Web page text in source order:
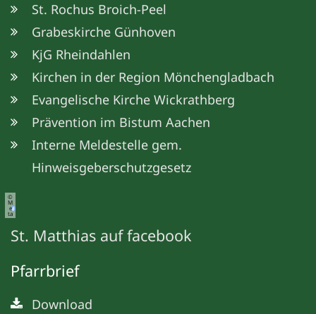
St. Rochus Broich-Peel
Grabeskirche Günhoven
KjG Rheindahlen
Kirchen in der Region Mönchengladbach
Evangelische Kirche Wickrathberg
Prävention im Bistum Aachen
Interne Meldestelle gem.
Hinweisgeberschutzgesetz
©
M
e
ta
St. Matthias auf facebook
Pfarrbrief
Download